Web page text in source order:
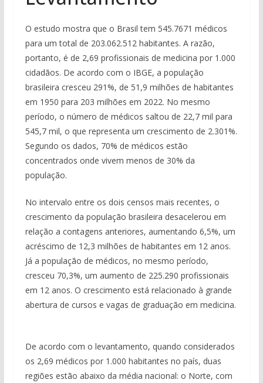
O estudo mostra que o Brasil tem 545.7671 médicos
para um total de 203.062.512 habitantes. A razão,
portanto, é de 2,69 profissionais de medicina por 1.000
cidadãos. De acordo com o IBGE, a população
brasileira cresceu 291%, de 51,9 milhões de habitantes
em 1950 para 203 milhões em 2022. No mesmo
período, o número de médicos saltou de 22,7 mil para
545,7 mil, o que representa um crescimento de 2.301%.
Segundo os dados, 70% de médicos estão
concentrados onde vivem menos de 30% da
população.
No intervalo entre os dois censos mais recentes, o
crescimento da população brasileira desacelerou em
relação a contagens anteriores, aumentando 6,5%, um
acréscimo de 12,3 milhões de habitantes em 12 anos.
Já a população de médicos, no mesmo período,
cresceu 70,3%, um aumento de 225.290 profissionais
em 12 anos. O crescimento está relacionado à grande
abertura de cursos e vagas de graduação em medicina.
De acordo com o levantamento, quando considerados
os 2,69 médicos por 1.000 habitantes no país, duas
regiões estão abaixo da média nacional: o Norte, com